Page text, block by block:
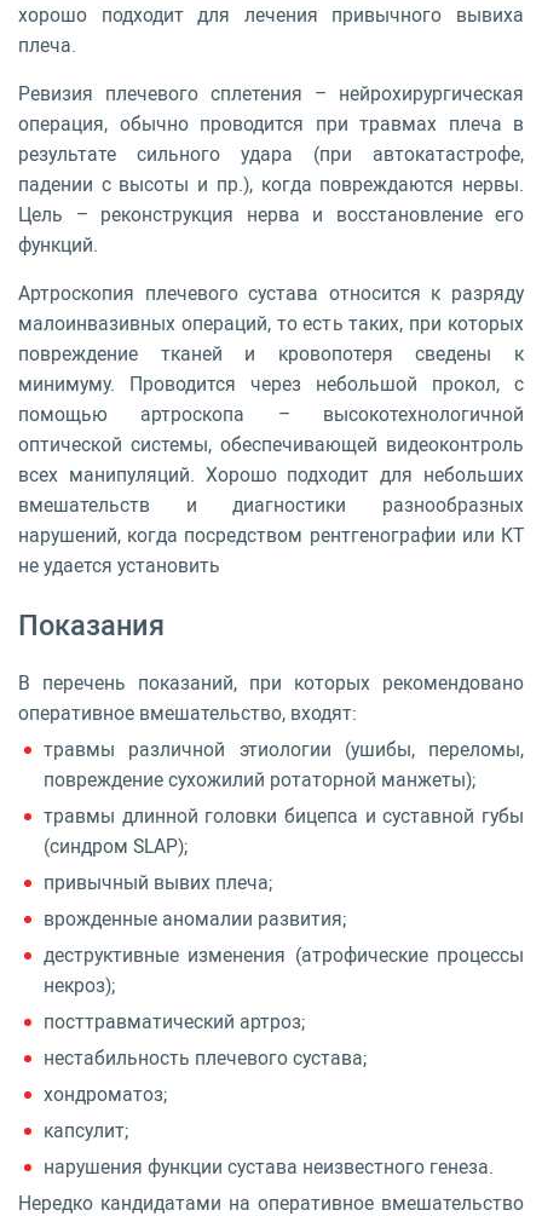
хорошо подходит для лечения привычного вывиха
плеча.
Ревизия плечевого сплетения – нейрохирургическая
операция, обычно проводится при травмах плеча в
результате сильного удара (при автокатастрофе,
падении с высоты и пр.), когда повреждаются нервы.
Цель – реконструкция нерва и восстановление его
функций.
Артроскопия плечевого сустава относится к разряду
малоинвазивных операций, то есть таких, при которых
повреждение тканей и кровопотеря сведены к
минимуму. Проводится через небольшой прокол, с
помощью артроскопа – высокотехнологичной
оптической системы, обеспечивающей видеоконтроль
всех манипуляций. Хорошо подходит для небольших
вмешательств и диагностики разнообразных
нарушений, когда посредством рентгенографии или КТ
не удается установить
Показания
В перечень показаний, при которых рекомендовано
оперативное вмешательство, входят:
травмы различной этиологии (ушибы, переломы,
повреждение сухожилий ротаторной манжеты);
травмы длинной головки бицепса и суставной губы
(синдром SLAP);
привычный вывих плеча;
врожденные аномалии развития;
деструктивные изменения (атрофические процессы
некроз);
посттравматический артроз;
нестабильность плечевого сустава;
хондроматоз;
капсулит;
нарушения функции сустава неизвестного генеза.
Нередко кандидатами на оперативное вмешательство